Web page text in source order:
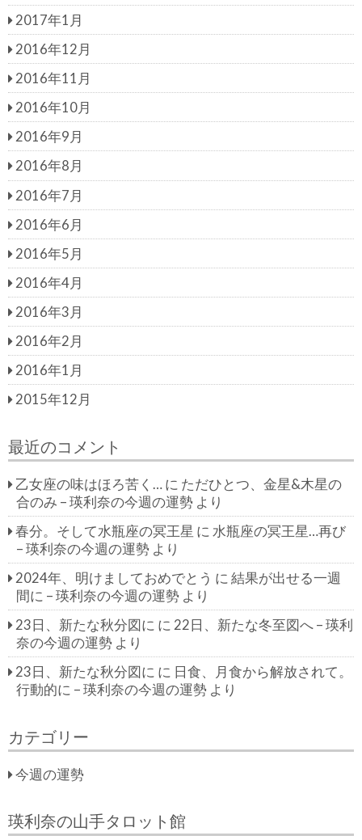
2017年1月
2016年12月
2016年11月
2016年10月
2016年9月
2016年8月
2016年7月
2016年6月
2016年5月
2016年4月
2016年3月
2016年2月
2016年1月
2015年12月
最近のコメント
乙女座の味はほろ苦く… に ただひとつ、金星&木星の
合のみ – 瑛利奈の今週の運勢より
春分。そして水瓶座の冥王星 に 水瓶座の冥王星…再び
– 瑛利奈の今週の運勢より
2024年、明けましておめでとう に結果が出せる一週
間に – 瑛利奈の今週の運勢より
23日、新たな秋分図に に22日、新たな冬至図へ – 瑛利
奈の今週の運勢より
23日、新たな秋分図に に 日食、月食から解放されて。
行動的に – 瑛利奈の今週の運勢より
カテゴリー
今週の運勢
瑛利奈の山手タロット館